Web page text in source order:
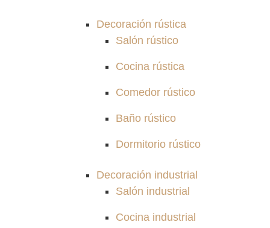
Decoración rústica
Salón rústico
Cocina rústica
Comedor rústico
Baño rústico
Dormitorio rústico
Decoración industrial
Salón industrial
Cocina industrial